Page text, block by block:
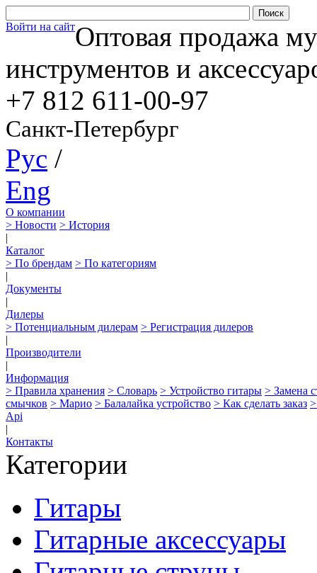
Войти на сайтОптовая продажа
инструментов и
+7 812 611-00-97
Санкт-Петербург
Рус /
Eng
О компании
> Новости > История
|
Каталог
> По брендам > По категориям
|
Документы
|
Дилеры
> Потенциальным дилерам > Регистрация дилеров
|
Производители
|
Информация
> Правила хранения > Словарь > Устройство гитары > Замена
смычков > Марио > Балалайка устройство > Как сделать заказ
Api
|
Контакты
Категории
Гитары
Гитарные аксессуары